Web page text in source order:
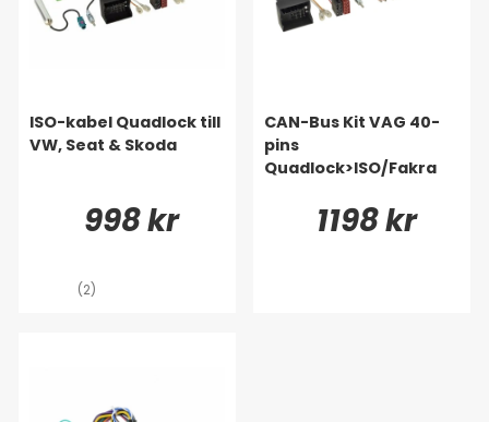
ISO-kabel Quadlock till
VW, Seat & Skoda
998 kr
(2)
CAN-Bus Kit VAG 40-
pins
Quadlock>ISO/Fakra
1198 kr